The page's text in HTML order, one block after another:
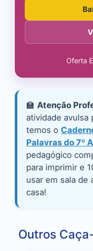
Oferta
🏫 Atenção
atividade avulsa
temos o
Palavras do 7º
pedagógico
para imprimir e
usar em sala de
casa!
Outros